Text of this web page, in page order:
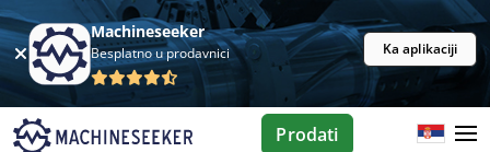
Machineseeker
Besplatno u prodavnici Ka aplikaciji
Prodati